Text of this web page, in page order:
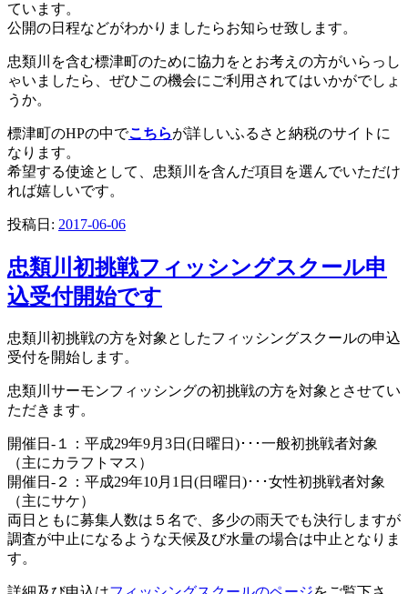
ています。
公開の日程などがわかりましたらお知らせ致します。
忠類川を含む標津町のために協力をとお考えの方がいらっし
ゃいましたら、ぜひこの機会にご利用されてはいかがでしょ
うか。
標津町のHPの中でこちらが詳しいふるさと納税のサイトに
なります。
希望する使途として、忠類川を含んだ項目を選んでいただけ
れば嬉しいです。
投稿日: 2017-06-06
忠類川初挑戦フィッシングスクール申
込受付開始です
忠類川初挑戦の方を対象としたフィッシングスクールの申込
受付を開始します。
忠類川サーモンフィッシングの初挑戦の方を対象とさせてい
ただきます。
開催日-１：平成29年9月3日(日曜日)･･･一般初挑戦者対象
（主にカラフトマス）
開催日-２：平成29年10月1日(日曜日)･･･女性初挑戦者対象
（主にサケ）
両日ともに募集人数は５名で、多少の雨天でも決行しますが
調査が中止になるような天候及び水量の場合は中止となりま
す。